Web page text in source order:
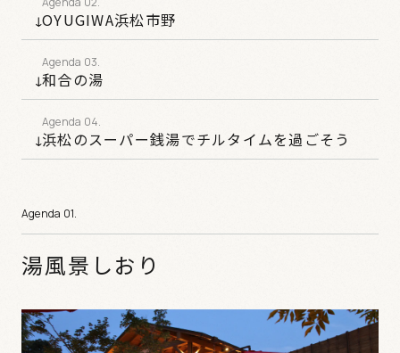
OYUGIWA浜松市野
和合の湯
浜松のスーパー銭湯でチルタイムを過ごそう
湯風景しおり